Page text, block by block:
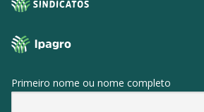
Primeiro nome ou nome completo